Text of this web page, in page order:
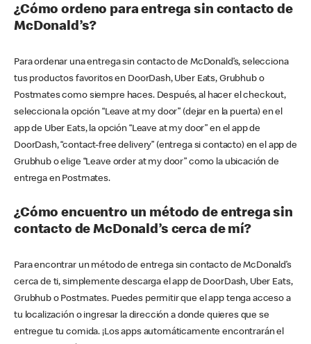
¿Cómo ordeno para entrega sin contacto de
McDonald’s?
Para ordenar una entrega sin contacto de McDonald’s, selecciona
tus productos favoritos en DoorDash, Uber Eats, Grubhub o
Postmates como siempre haces. Después, al hacer el checkout,
selecciona la opción “Leave at my door” (dejar en la puerta) en el
app de Uber Eats, la opción “Leave at my door” en el app de
DoorDash, “contact-free delivery” (entrega si contacto) en el app de
Grubhub o elige “Leave order at my door” como la ubicación de
entrega en Postmates.
¿Cómo encuentro un método de entrega sin
contacto de McDonald’s cerca de mí?
Para encontrar un método de entrega sin contacto de McDonald’s
cerca de ti, simplemente descarga el app de DoorDash, Uber Eats,
Grubhub o Postmates. Puedes permitir que el app tenga acceso a
tu localización o ingresar la dirección a donde quieres que se
entregue tu comida. ¡Los apps automáticamente encontrarán el